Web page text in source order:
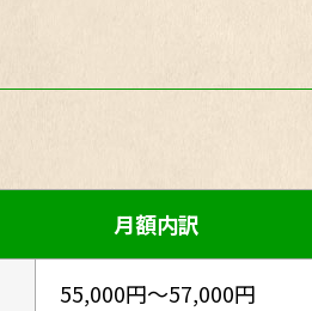
月額内訳
55,000円～57,000円